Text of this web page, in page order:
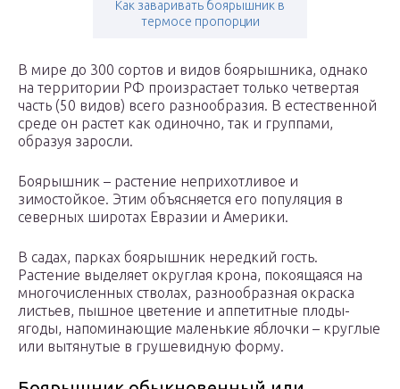
Как заваривать боярышник в
термосе пропорции
В мире до 300 сортов и видов боярышника, однако
на территории РФ произрастает только четвертая
часть (50 видов) всего разнообразия. В естественной
среде он растет как одиночно, так и группами,
образуя заросли.
Боярышник – растение неприхотливое и
зимостойкое. Этим объясняется его популяция в
северных широтах Евразии и Америки.
В садах, парках боярышник нередкий гость.
Растение выделяет округлая крона, покоящаяся на
многочисленных стволах, разнообразная окраска
листьев, пышное цветение и аппетитные плоды-
ягоды, напоминающие маленькие яблочки – круглые
или вытянутые в грушевидную форму.